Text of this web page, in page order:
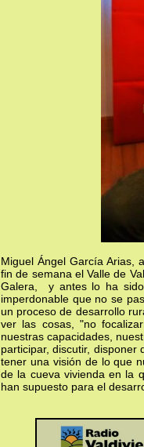
Miguel Ángel García Arias,
fin de semana el Valle de
Galera, y antes lo ha sido
imperdonable que no se
un proceso de desarrollo
ver las cosas, "no
nuestras capacidades,
participar, discutir, disponer
tener una visión de lo que
de la cueva vivienda en la
han supuesto para el